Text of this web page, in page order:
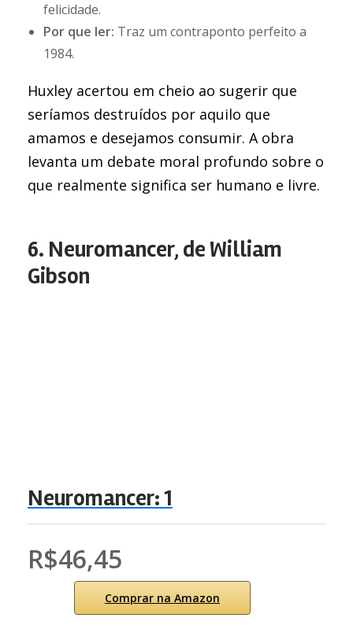
felicidade.
Por que ler: Traz um contraponto perfeito a
1984.
Huxley acertou em cheio ao sugerir que
seríamos destruídos por aquilo que
amamos e desejamos consumir. A obra
levanta um debate moral profundo sobre o
que realmente significa ser humano e livre.
6. Neuromancer, de William
Gibson
Neuromancer: 1
R$46,45
Comprar na Amazon